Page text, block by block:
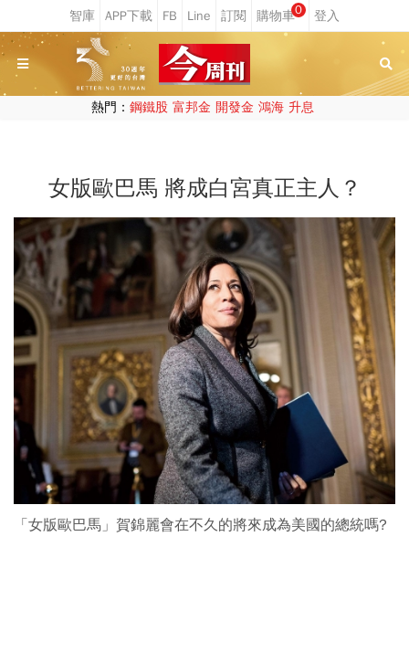
0
熱門： 鋼鐵股 富邦金 開發金 鴻海 升息
女版歐巴馬 將成白宮真正主人？
「女版歐巴馬」賀錦麗會在不久的將來成為美國的總統嗎?